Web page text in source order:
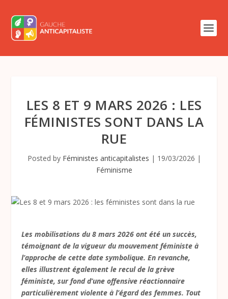
LES 8 ET 9 MARS 2026 : LES
FÉMINISTES SONT DANS LA
RUE
Posted by Féministes anticapitalistes | 19/03/2026 |
Féminisme
Les mobilisations du 8 mars 2026 ont été un succès,
témoignant de la vigueur du mouvement féministe à
l’approche de cette date symbolique. En revanche,
elles illustrent également le recul de la grève
féministe, sur fond d’une offensive réactionnaire
particulièrement violente à l’égard des femmes. Tout